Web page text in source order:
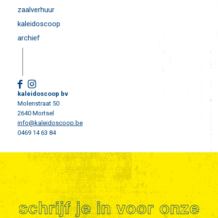
zaalverhuur
kaleidoscoop
archief
kaleidoscoop bv
Molenstraat 50
2640 Mortsel
info@kaleidoscoop.be
0469 14 63 84
schrijf je in voor onze